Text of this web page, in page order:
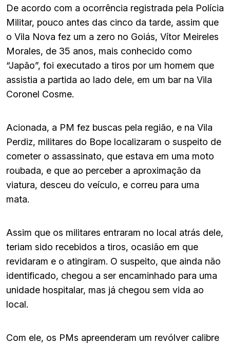
De acordo com a ocorrência registrada pela Polícia
Militar, pouco antes das cinco da tarde, assim que
o Vila Nova fez um a zero no Goiás, Vítor Meireles
Morales, de 35 anos, mais conhecido como
“Japão”, foi executado a tiros por um homem que
assistia a partida ao lado dele, em um bar na Vila
Coronel Cosme.
Acionada, a PM fez buscas pela região, e na Vila
Perdiz, militares do Bope localizaram o suspeito de
cometer o assassinato, que estava em uma moto
roubada, e que ao perceber a aproximação da
viatura, desceu do veículo, e correu para uma
mata.
Assim que os militares entraram no local atrás dele,
teriam sido recebidos a tiros, ocasião em que
revidaram e o atingiram. O suspeito, que ainda não
identificado, chegou a ser encaminhado para uma
unidade hospitalar, mas já chegou sem vida ao
local.
Com ele, os PMs apreenderam um revólver calibre